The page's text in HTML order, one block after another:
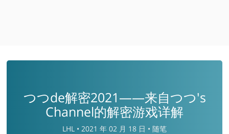
つつde解密2021——来自つつ's
Channel的解密游戏详解
LHL • 2021 年 02 月 18 日 • 随笔